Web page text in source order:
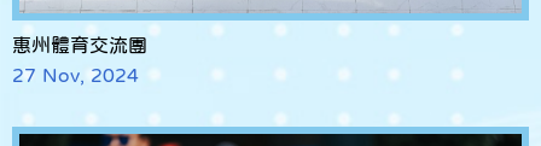
惠州體育交流團
27 Nov, 2024